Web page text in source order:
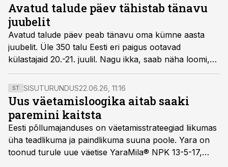
Avatud talude päev tähistab tänavu
juubelit
Avatud talude päev peab tänavu oma kümne aasta
juubelit. Üle 350 talu Eesti eri paigus ootavad
külastajaid 20.-21. juulil. Nagu ikka, saab näha loomi,
põllutehnikat, iluaedasid, kodurestorane, turismitalusid,
nautida kohalikke maitseid ja teha palju muud põnevat.
ST SISUTURUNDUS22.06.26, 11:16
Uus väetamisloogika aitab saaki
paremini kaitsta
Eesti põllumajanduses on väetamisstrateegiad liikumas
üha teadlikuma ja paindlikuma suuna poole. Yara on
toonud turule uue väetise YaraMila® NPK 13-5-17,